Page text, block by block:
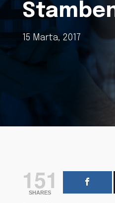
15 Marta, 2017
151
SHARES